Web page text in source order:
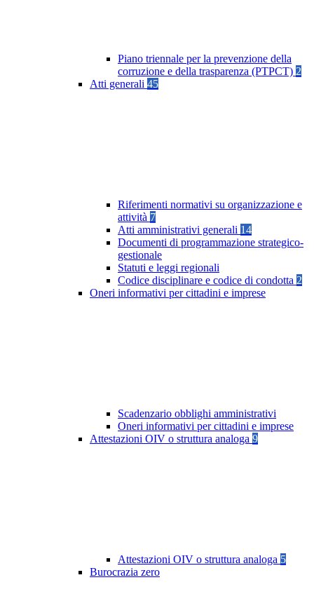
Piano triennale per la prevenzione della
corruzione e della trasparenza (PTPCT) 2
Atti generali 45
Riferimenti normativi su organizzazione e
attività 7
Atti amministrativi generali 14
Documenti di programmazione strategico-
gestionale
Statuti e leggi regionali
Codice disciplinare e codice di condotta 2
Oneri informativi per cittadini e imprese
Scadenzario obblighi amministrativi
Oneri informativi per cittadini e imprese
Attestazioni OIV o struttura analoga 9
Attestazioni OIV o struttura analoga 5
Burocrazia zero